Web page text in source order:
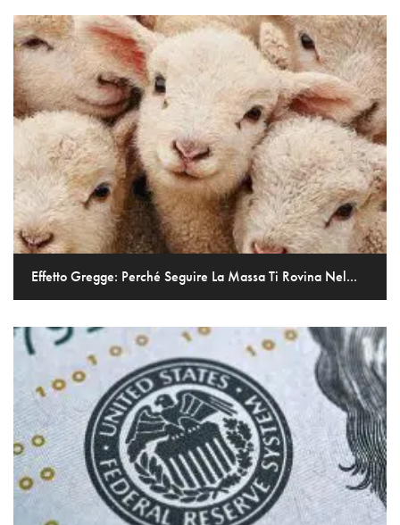
Effetto Gregge: Perché Seguire La Massa Ti Rovina Nel...